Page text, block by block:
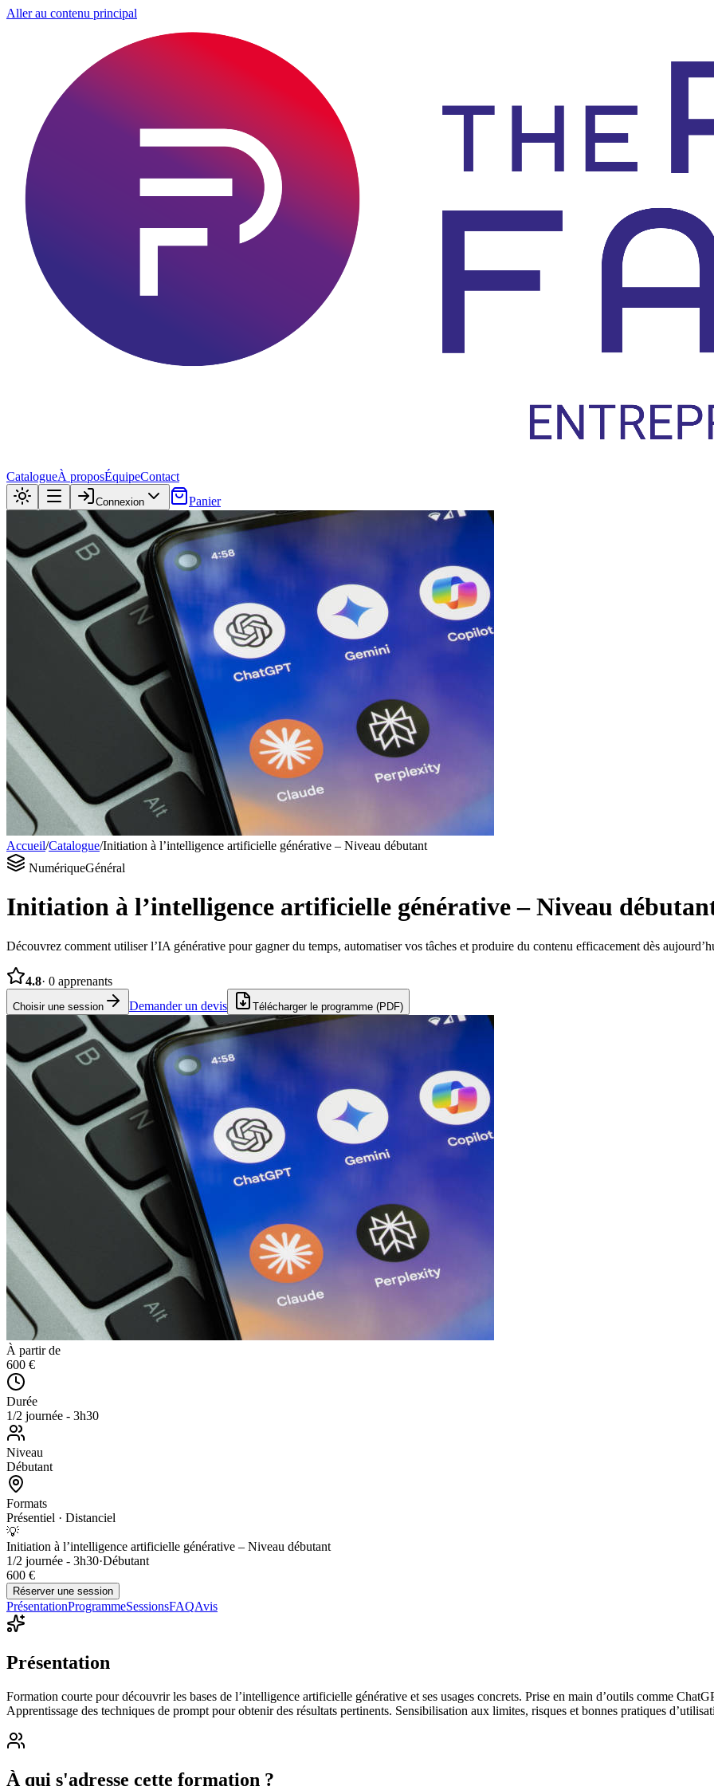
Aller au contenu principal
CatalogueÀ proposÉquipeContact
Connexion Panier
Accueil/Catalogue/Initiation à l’intelligence artificielle générative – Niveau débutant
NumériqueGénéral
Initiation à l’intelligence artificielle générative – Niveau
Découvrez comment utiliser l’IA générative pour gagner du temps, automatiser vos tâches et produire du contenu efficacement dès
4.8· 0 apprenants
Choisir une session Demander un devis Télécharger le programme (PDF)
À partir de
600 €
Durée
1/2 journée - 3h30
Niveau
Débutant
Formats
Présentiel · Distanciel
💡
Initiation à l’intelligence artificielle générative – Niveau débutant
1/2 journée - 3h30·Débutant
600 €
Réserver une session
PrésentationProgrammeSessionsFAQAvis
Présentation
Formation courte pour découvrir les bases de l’intelligence artificielle générative et ses usages concrets. Prise en main d’outils comme
Apprentissage des techniques de prompt pour obtenir des résultats pertinents. Sensibilisation aux limites, risques et bonnes pratiques
À qui s'adresse cette formation ?